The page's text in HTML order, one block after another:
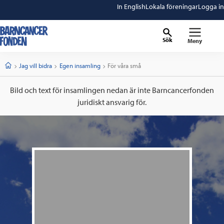
In EnglishLokala föreningarLogga in
Sök Meny
StartJag vill bidra Egen insamling Current:
För våra små
Bild och text för insamlingen nedan är inte Barncancerfonden
juridiskt ansvarig för.